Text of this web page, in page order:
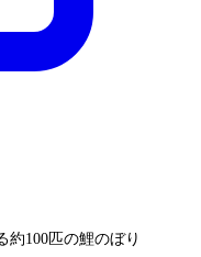
約100匹の鯉のぼり